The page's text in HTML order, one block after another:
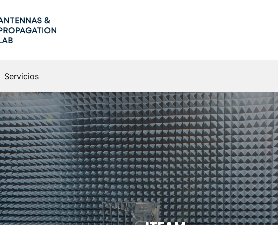
Servicios